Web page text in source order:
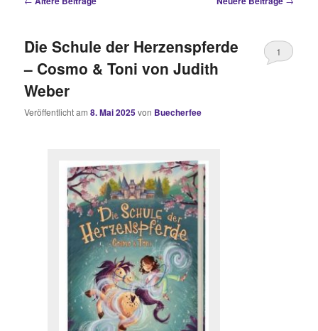
Die Schule der Herzenspferde
– Cosmo & Toni von Judith
Weber
Veröffentlicht am8. Mai 2025von Buecherfee
1